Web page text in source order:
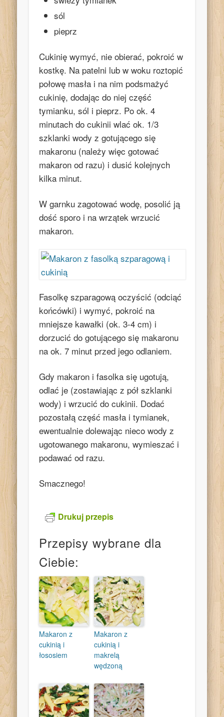
sól
pieprz
Cukinię wymyć, nie obierać, pokroić w
kostkę. Na patelni lub w woku roztopić
połowę masła i na nim podsmażyć
cukinię, dodając do niej część
tymianku, sól i pieprz. Po ok. 4
minutach do cukinii wlać ok. 1/3
szklanki wody z gotującego się
makaronu (należy więc gotować
makaron od razu) i dusić kolejnych
kilka minut.
W garnku zagotować wodę, posolić ją
dość sporo i na wrzątek wrzucić
makaron.
Fasolkę szparagową oczyścić (odciąć
końcówki) i wymyć, pokroić na
mniejsze kawałki (ok. 3-4 cm) i
dorzucić do gotującego się makaronu
na ok. 7 minut przed jego odlaniem.
Gdy makaron i fasolka się ugotują,
odlać je (zostawiając z pół szklanki
wody) i wrzucić do cukinii. Dodać
pozostałą część masła i tymianek,
ewentualnie dolewając nieco wody z
ugotowanego makaronu, wymieszać i
podawać od razu.
Smacznego!
Drukuj przepis
Przepisy wybrane dla
Ciebie:
Makaron z
cukinią i
łososiem
Makaron z
cukinią i
makrelą
wędzoną